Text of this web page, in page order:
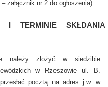
załącznik nr 2 do ogłoszenia).
I TERMINIE SKŁDANIA
należy złożyć w siedzibie
w Rzeszowie ul. B.
pocztą na adres j.w. w